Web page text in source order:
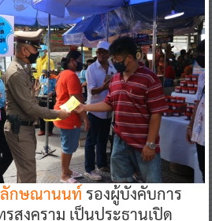
กษณานนท์ รองผู้บังคับการ
สงคราม เป็นประธานเปิด